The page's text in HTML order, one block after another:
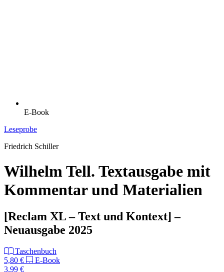
E-Book
Leseprobe
Friedrich Schiller
Wilhelm Tell. Textausgabe mit
Kommentar und Materialien
[Reclam XL – Text und Kontext] –
Neuausgabe 2025
Taschenbuch
5,80 €
E-Book
3,99 €